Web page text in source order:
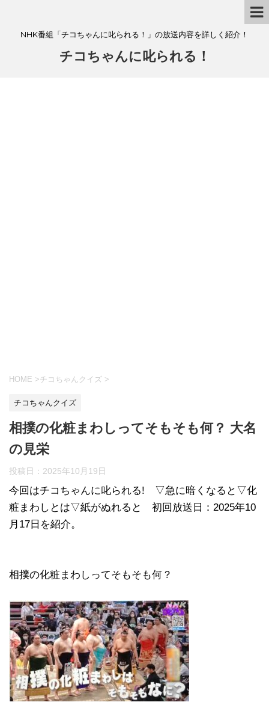
NHK番組「チコちゃんに叱られる！」の放送内容を詳しく紹介！
チコちゃんに叱られる！
HOME >チコちゃんクイズ >
チコちゃんクイズ
相撲の化粧まわしってそもそも何？ 大名
の見栄
投稿日： 2025年10月19日
今回はチコちゃんに叱られる! ▽急に暗くなると▽化
粧まわしとは▽紙がぬれると 初回放送日：2025年10
月17日を紹介。
相撲の化粧まわしってそもそも何？